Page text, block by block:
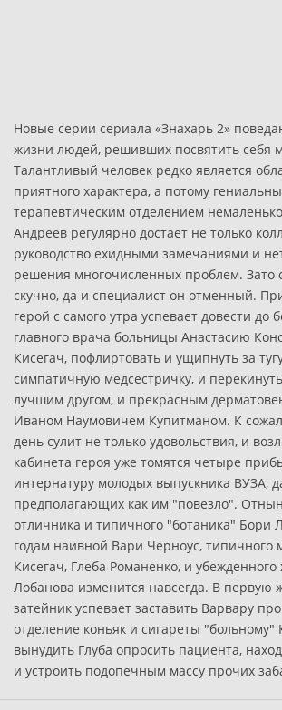
Новые серии сериала «Знахарь 2»
жизни людей, решивших посвятить себя
Талантливый человек редко является
приятного характера, а потому
терапевтическим отделением
Андреев регулярно достает не только
руководство ехидными замечаниями и
решения многочисленных проблем. Зато
скучно, да и специалист он отменный.
герой с самого утра успевает довести до
главного врача больницы Анастасию
Кисегач, пофлиртовать и ущипнуть за
симпатичную медсестричку, и
лучшим другом, и прекрасным
Иваном Наумовичем Купитманом. К
день сулит не только удовольствия, и
кабинета героя уже томятся четыре
интернатуру молодых выпускника ВУЗА,
предполагающих как им "повезло".
отличника и типичного "ботаника" Бори
годам наивной Вари Черноус, типичного
Кисегач, Глеба Романенко, и
Лобанова изменится навсегда. В первую
затейник успевает заставить Варвару
отделение коньяк и сигареты "больному"
вынудить Глуба опросить пациента,
и устроить подопечным массу прочих